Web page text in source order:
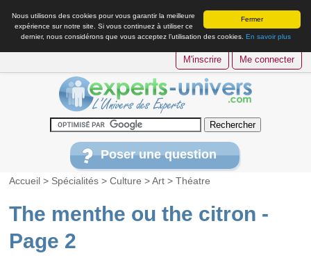
Fermer
Nous utilisons des cookies pour vous garantir la meilleure
expérience sur notre site. Si vous continuez à utiliser ce
dernier, nous considérons que vous acceptez l’utilisation des cookies. En savoir plus
M'inscrire Me connecter
Poser une question
Accueil > Spécialités >Culture >Art >Théatre
The menthe ou the citron -
Page 2